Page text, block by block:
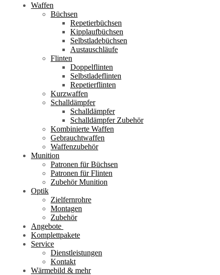
Waffen
Büchsen
Repetierbüchsen
Kipplaufbüchsen
Selbstladebüchsen
Austauschläufe
Flinten
Doppelflinten
Selbstladeflinten
Repetierflinten
Kurzwaffen
Schalldämpfer
Schalldämpfer
Schalldämpfer Zubehör
Kombinierte Waffen
Gebrauchtwaffen
Waffenzubehör
Munition
Patronen für Büchsen
Patronen für Flinten
Zubehör Munition
Optik
Zielfernrohre
Montagen
Zubehör
Angebote
Komplettpakete
Service
Dienstleistungen
Kontakt
Wärmebild & mehr